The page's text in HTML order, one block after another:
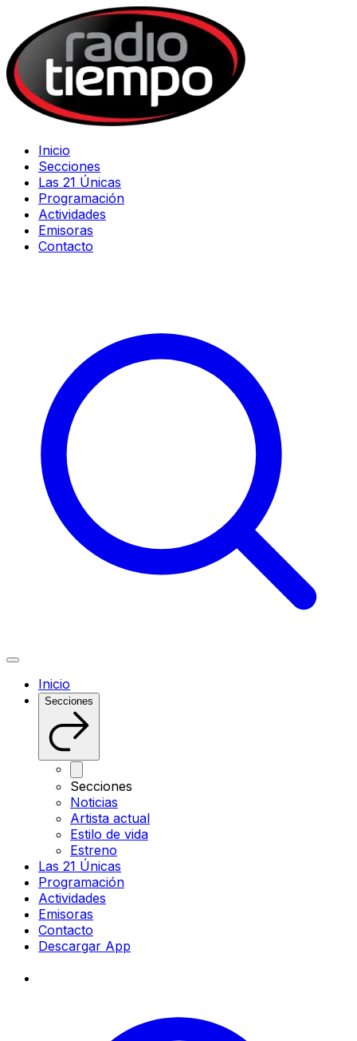
Inicio
Secciones
Las 21 Únicas
Programación
Actividades
Emisoras
Contacto
Inicio
Secciones
Secciones
Noticias
Artista actual
Estilo de vida
Estreno
Las 21 Únicas
Programación
Actividades
Emisoras
Contacto
Descargar App